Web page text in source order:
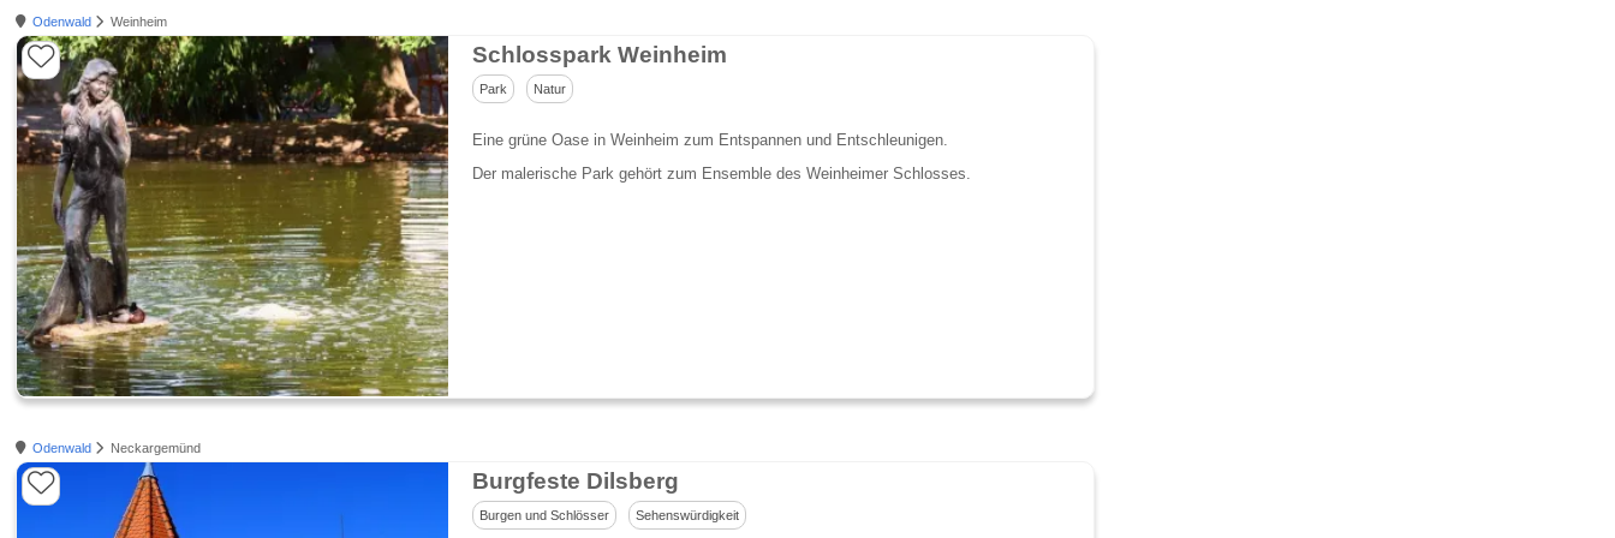
Odenwald Weinheim
Schlosspark Weinheim
Park Natur
Eine grüne Oase in Weinheim zum Entspannen und Entschleunigen.
Der malerische Park gehört zum Ensemble des Weinheimer Schlosses.
Odenwald Neckargemünd
Burgfeste Dilsberg
Burgen und Schlösser Sehenswürdigkeit